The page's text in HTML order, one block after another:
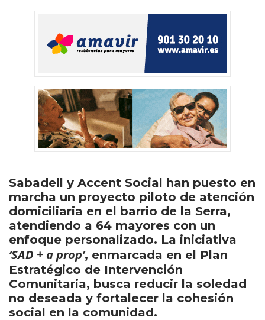
Sabadell y Accent Social han puesto en
marcha un proyecto piloto de atención
domiciliaria en el barrio de la Serra,
atendiendo a 64 mayores con un
enfoque personalizado. La iniciativa
‘SAD + a prop’, enmarcada en el Plan
Estratégico de Intervención
Comunitaria, busca reducir la soledad
no deseada y fortalecer la cohesión
social en la comunidad.